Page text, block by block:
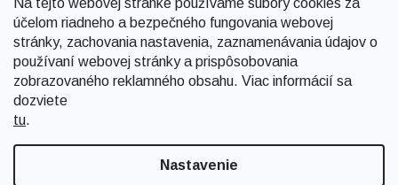
Na tejto webovej stránke používame súbory cookies za
účelom riadneho a bezpečného fungovania webovej
stránky, zachovania nastavenia, zaznamenávania údajov o
používaní webovej stránky a prispôsobovania
zobrazovaného reklamného obsahu. Viac informácií sa
dozviete
tu.
Nastavenie